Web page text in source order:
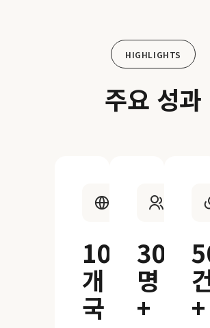
HIGHLIGHTS
주요 성과
10
개
국
300
명
+ +